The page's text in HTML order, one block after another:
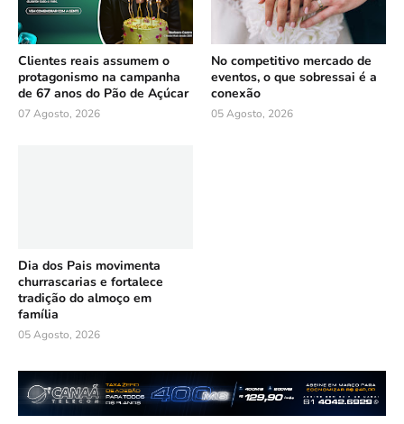
Clientes reais assumem o
protagonismo na campanha
de 67 anos do Pão de Açúcar
07 Agosto, 2026
No competitivo mercado de
eventos, o que sobressai é a
conexão
05 Agosto, 2026
Dia dos Pais movimenta
churrascarias e fortalece
tradição do almoço em
família
05 Agosto, 2026